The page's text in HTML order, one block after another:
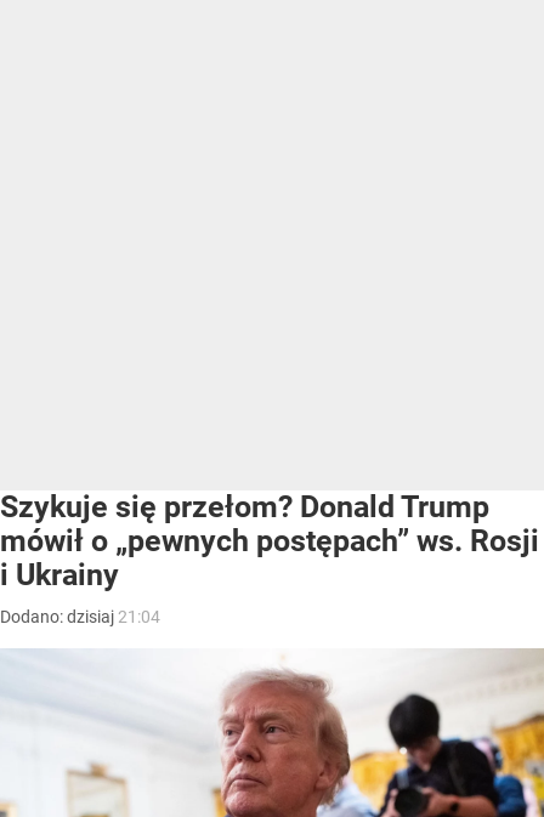
Szykuje się przełom? Donald Trump
mówił o „pewnych postępach” ws. Rosji
i Ukrainy
Dodano:dzisiaj 21:04